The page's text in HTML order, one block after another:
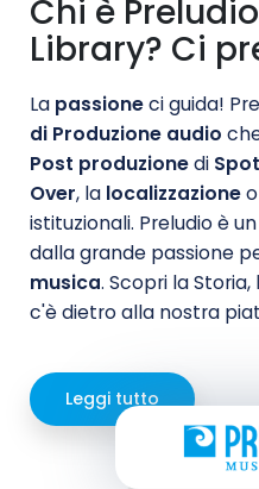
Chi è
Library? Ci
La passioneci guida!
di Produzione audio
Post produzionedi
Over, la localizzazione
istituzionali. Preludio è un
dalla grande passione
musica. Scopri la
c'è dietro alla nostra
Leggi tutto